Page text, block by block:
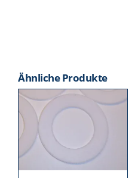
Ähnliche Produkte